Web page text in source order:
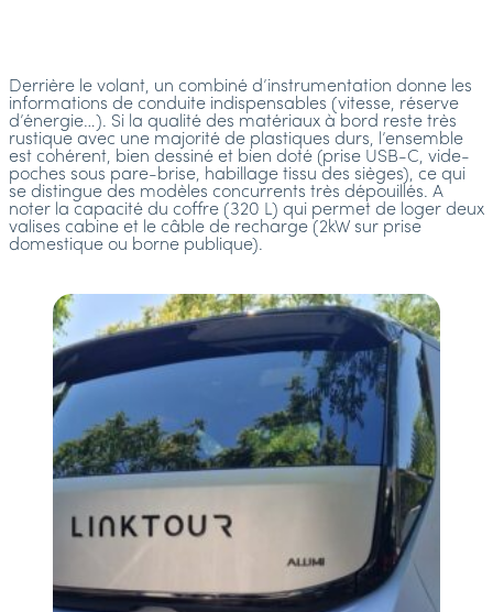
Derrière le volant, un combiné d’instrumentation donne les
informations de conduite indispensables (vitesse, réserve
d’énergie…). Si la qualité des matériaux à bord reste très
rustique avec une majorité de plastiques durs, l’ensemble
est cohérent, bien dessiné et bien doté (prise USB-C, vide-
poches sous pare-brise, habillage tissu des sièges), ce qui
se distingue des modèles concurrents très dépouillés. A
noter la capacité du coffre (320 L) qui permet de loger deux
valises cabine et le câble de recharge (2kW sur prise
domestique ou borne publique).